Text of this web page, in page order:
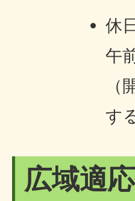
休
午
す
広域適